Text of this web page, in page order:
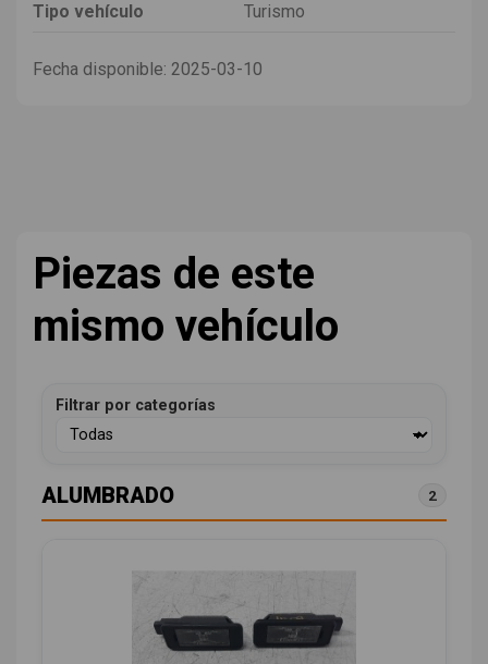
Tipo vehículo Turismo
Fecha disponible: 2025-03-10
Piezas de este
mismo vehículo
Filtrar por categorías
ALUMBRADO 2